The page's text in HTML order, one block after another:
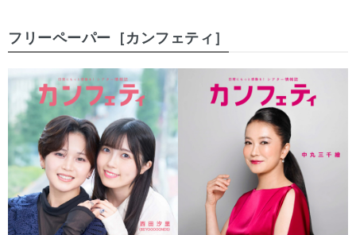
フリーペーパー［カンフェティ］